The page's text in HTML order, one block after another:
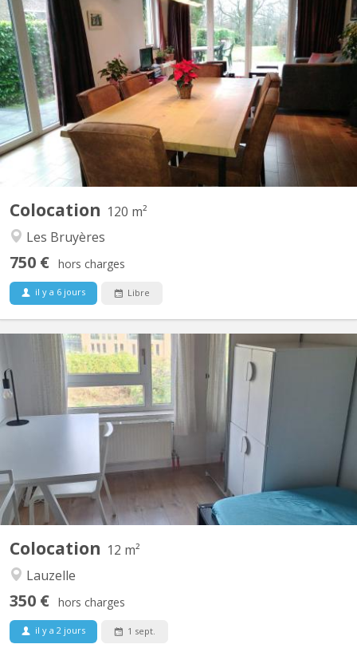
Colocation 120 m²
Les Bruyères
750 € hors charges
il y a 6 jours Libre
KV 822
Période locative court terme: 08/06/26 - 07/09/26 1 chambre à
louer (occupation simple) dans une colocation de 2 personnes,
avec douche privative dans une maison meublée et toute
équipée avec terrasse, jardin et parking. Cadre vert et tranquille,
située proche du centre ville et des grands axes...
Colocation 12 m²
Lauzelle
350 € hors charges
il y a 2 jours 1 sept.
KV 1465
familiale à Lauzelle (Louvain-la-Neuve) Nous proposons une
chambre meublée à louer dans une maison familiale située dans
le quartier résidentiel de Lauzelle, à Louvain-la-Neuve. La maison
est partagée avec la propriétaire, un étudiant en Erasmus à
UCLouvain et un élève en retho au LMV. 🔹...